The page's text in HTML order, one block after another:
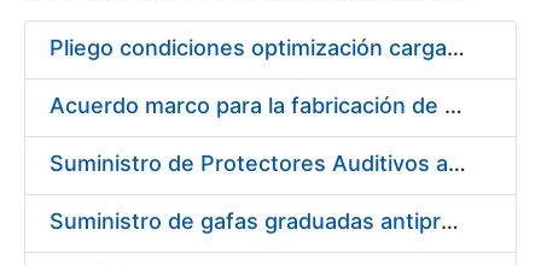
Pliego condiciones optimización cargas compras firmado
Acuerdo marco para la fabricación de piezas
Suministro de Protectores Auditivos a medida para las personas trabajadoras de los Centros de Trabajo de Madrid y Burgos
Suministro de gafas graduadas antiproyecciones para los trabajadores de la FNMT-RCM en los centros de trabajo de Madrid y Burgos